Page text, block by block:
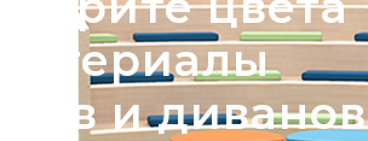
и диванов